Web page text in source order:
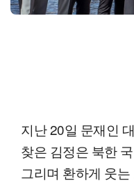
지난 20일 문재인
찾은 김정은 북한
그리며 환하게 웃